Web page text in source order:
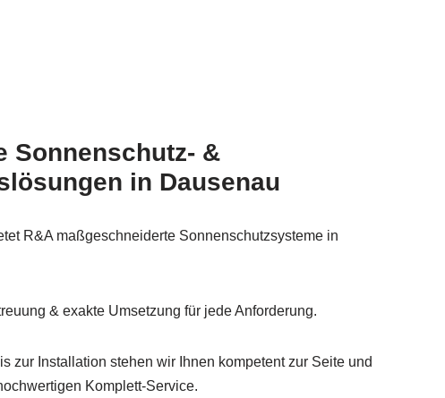
Sonnenschutz- &
in Dausenau
R&A maßgeschneiderte Sonnenschutzsysteme in
& exakte Umsetzung für jede Anforderung.
zur Installation stehen wir Ihnen kompetent zur Seite und
Komplett-Service.